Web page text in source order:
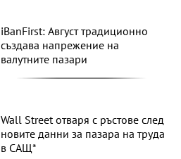
iBanFirst: Август традиционно
създава напрежение на
валутните пазари
Wall Street отваря с ръстове след
новите данни за пазара на труда
в САЩ*